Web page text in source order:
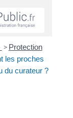
> Protection
les proches
du curateur ?